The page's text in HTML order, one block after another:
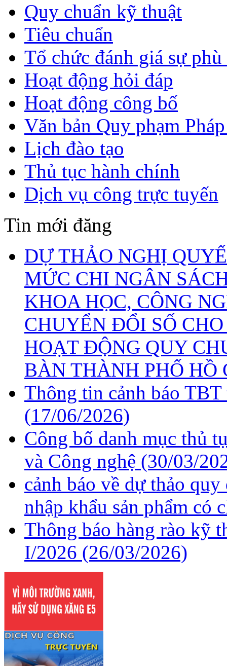
Quy chuẩn kỹ thuật
Tiêu chuẩn
Tổ chức đánh giá sự
Hoạt động hỏi đáp
Hoạt động công bố
Văn bản Quy phạm
Lịch đào tạo
Thủ tục hành chính
Dịch vụ công trực tuyến
Tin mới đăng
DỰ THẢO NGHỊ
MỨC CHI NGÂN
KHOA HỌC, CÔNG
CHUYỂN ĐỔI SỐ
HOẠT ĐỘNG QUY
BÀN THÀNH PHỐ HỒ
Thông tin cảnh báo
(17/06/2026)
Công bố danh mục thủ
và Công nghệ (30/03/
cảnh báo về dự thảo
nhập khẩu sản phẩm có
Thông báo hàng rào kỹ
I/2026 (26/03/2026)